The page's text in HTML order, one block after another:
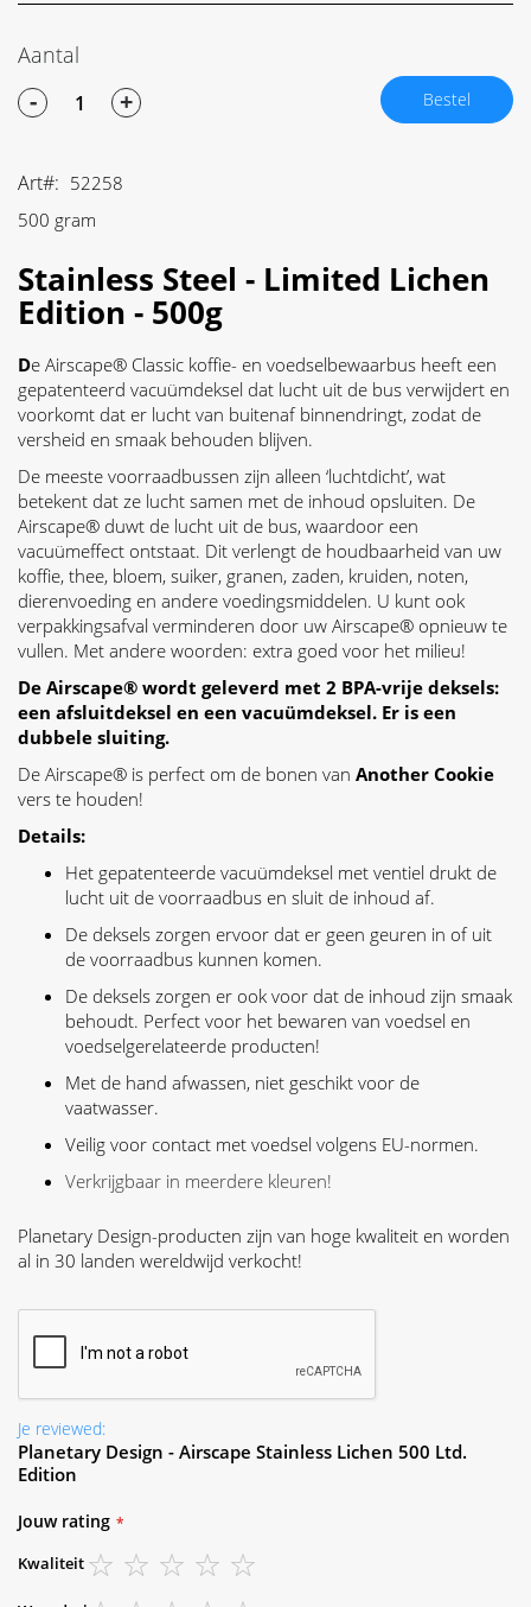
Aantal
- + Bestel
Art
52258
500 gram
Stainless Steel - Limited Lichen
Edition - 500g
De Airscape® Classic koffie- en voedselbewaarbus heeft een
gepatenteerd vacuümdeksel dat lucht uit de bus verwijdert en
voorkomt dat er lucht van buitenaf binnendringt, zodat de
versheid en smaak behouden blijven.
De meeste voorraadbussen zijn alleen ‘luchtdicht’, wat
betekent dat ze lucht samen met de inhoud opsluiten. De
Airscape® duwt de lucht uit de bus, waardoor een
vacuümeffect ontstaat. Dit verlengt de houdbaarheid van uw
koffie, thee, bloem, suiker, granen, zaden, kruiden, noten,
dierenvoeding en andere voedingsmiddelen. U kunt ook
verpakkingsafval verminderen door uw Airscape® opnieuw te
vullen. Met andere woorden: extra goed voor het milieu!
De Airscape® wordt geleverd met 2 BPA-vrije deksels:
een afsluitdeksel en een vacuümdeksel. Er is een
dubbele sluiting.
De Airscape® is perfect om de bonen van Another Cookie
vers te houden!
Details:
Het gepatenteerde vacuümdeksel met ventiel drukt de
lucht uit de voorraadbus en sluit de inhoud af.
De deksels zorgen ervoor dat er geen geuren in of uit
de voorraadbus kunnen komen.
De deksels zorgen er ook voor dat de inhoud zijn smaak
behoudt. Perfect voor het bewaren van voedsel en
voedselgerelateerde producten!
Met de hand afwassen, niet geschikt voor de
vaatwasser.
Veilig voor contact met voedsel volgens EU-normen.
Verkrijgbaar in meerdere kleuren!
Planetary Design-producten zijn van hoge kwaliteit en worden
al in 30 landen wereldwijd verkocht!
Je reviewed:
Planetary Design - Airscape Stainless Lichen 500 Ltd.
Edition
Jouw rating
Kwaliteit